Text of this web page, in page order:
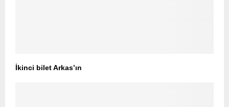
İkinci bilet Arkas’ın